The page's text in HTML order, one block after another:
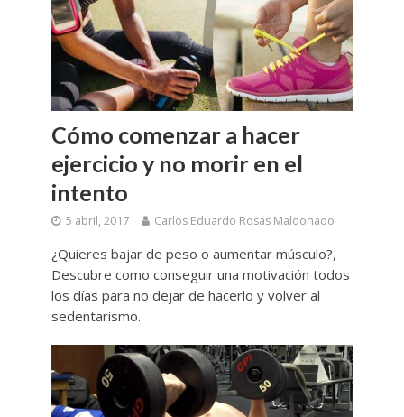
Cómo comenzar a hacer
ejercicio y no morir en el
intento
5 abril, 2017 Carlos Eduardo Rosas Maldonado
¿Quieres bajar de peso o aumentar músculo?,
Descubre como conseguir una motivación todos
los días para no dejar de hacerlo y volver al
sedentarismo.